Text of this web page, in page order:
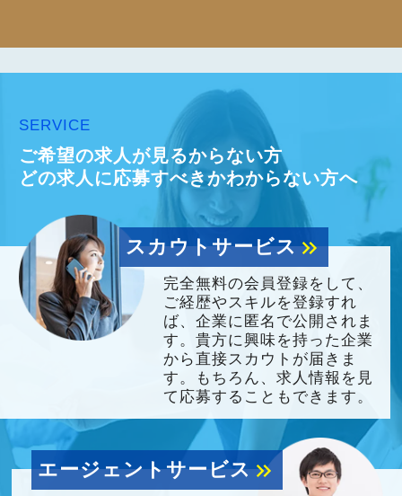
SERVICE
ご希望の求人が見るからない方
どの求人に応募すべきかわからない方へ
スカウトサービスkeyboard_double_arrow_right
完全無料の会員登録をして、
ご経歴やスキルを登録すれ
ば、企業に匿名で公開されま
す。貴方に興味を持った企業
から直接スカウトが届きま
す。もちろん、求人情報を見
て応募することもできます。
エージェントサービスkeyboard_double_arrow_right